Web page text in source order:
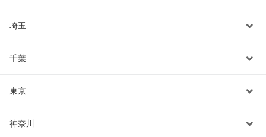
埼玉
千葉
東京
神奈川